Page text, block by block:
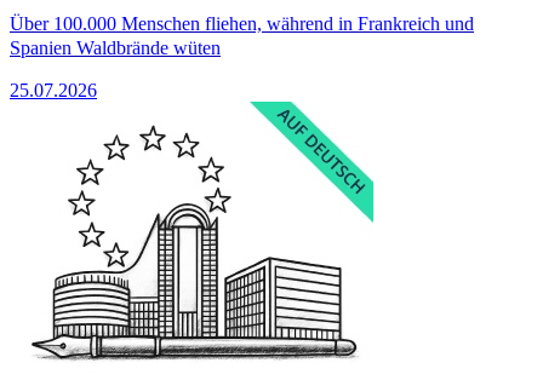
Über 100.000 Menschen fliehen, während in Frankreich und
Spanien Waldbrände wüten
25.07.2026